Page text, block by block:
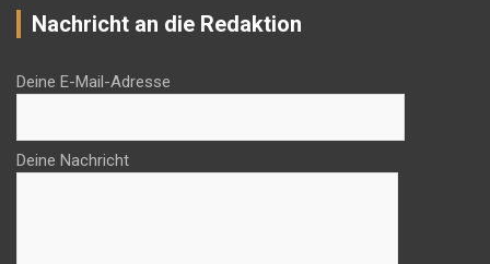
Nachricht an die Redaktion
Deine E-Mail-Adresse
Deine Nachricht